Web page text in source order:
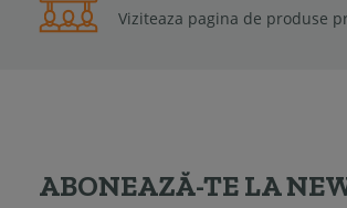
Garantia de
2 ani
ABONEAZĂ-TE LA